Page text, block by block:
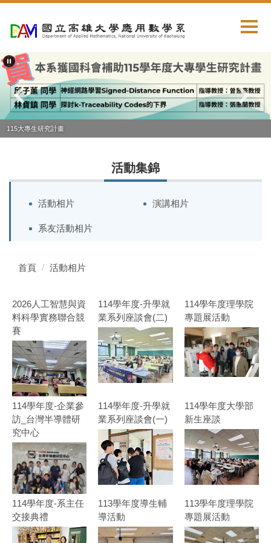
到
主
要
內
容
區
115大專生研究計畫
活動集錦
活動相片 演講相片
系友活動相片
首頁 活動相片
2026人工智慧與資
料科學實務聯合競
賽
114學年度-升學就
業系列座談會(二)
114學年度理學院
專題展活動
114學年度-企業參
訪_台灣半導體研
究中心
114學年度-升學就
業系列座談會(一)
114學年度大學部
新生座談
114學年度-系主任
交接典禮
113學年度導生輔
導活動
113學年度理學院
專題展活動